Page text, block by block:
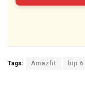
Tags: Amazfit bip 6